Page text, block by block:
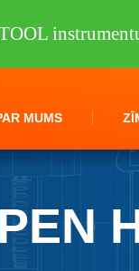
MUMS